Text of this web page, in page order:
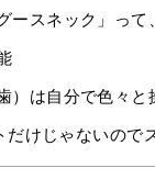
ースネック」って
）は自分で色々
だけじゃないので